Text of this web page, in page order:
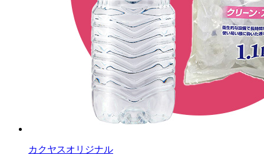
カクヤスオリジナル